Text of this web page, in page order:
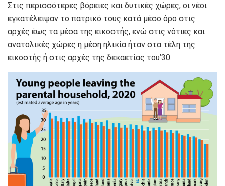
Στις περισσότερες βόρειες και δυτικές χώρες, οι νέοι
εγκατέλειψαν το πατρικό τους κατά μέσο όρο στις
αρχές έως τα μέσα της εικοστής, ενώ στις νότιες και
ανατολικές χώρες η μέση ηλικία ήταν στα τέλη της
εικοστής ή στις αρχές της δεκαετίας του’30.